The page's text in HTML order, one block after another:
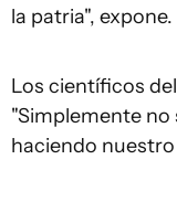
la patria", expone.
Los científicos
"Simplemente
haciendo